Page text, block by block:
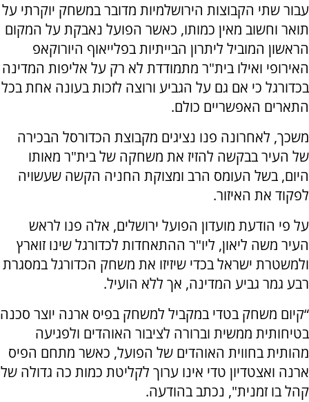
עבור שתי הקבוצות הירושלמיות מדובר במשחק יוקרתי על
תואר וחשוב מאין כמותו, כאשר הפועל נאבקת על המקום
הראשון המוביל ליתרון הבייתיות בפלייאוף היורוקאפ
האירופי ואילו בית"ר מתמודדת לא רק על אליפות המדינה
בכדורגל כי אם גם על הגביע ורוצה לזכות בעונה אחת בכל
התארים האפשריים כולם.
משכך, לאחרונה פנו נציגים מקבוצת הכדורסל הבכירה
של העיר בבקשה להזיז את משחקה של בית"ר מאותו
היום, בשל העומס הרב ומצוקת החניה הקשה שעשויה
לפקוד את האיזור.
על פי הודעת מועדון הפועל ירושלים, אלה פנו לראש
העיר משה ליאון, ליו"ר ההתאחדות לכדורגל שינו זוארץ
ולמשטרת ישראל בכדי שיזיזו את משחק הכדורגל במסגרת
רבע גמר גביע המדינה, אך ללא הועיל.
“קיום משחק בטדי במקביל למשחק בפיס ארנה יוצר סכנה
בטיחותית ממשית וברורה לציבור האוהדים ולפגיעה
מהותית בחווית האוהדים של הפועל, כאשר מתחם הפיס
ארנה ואצטדיון טדי אינו ערוך לקליטת כמות כה גדולה של
קהל בו זמנית", נכתב בהודעה.